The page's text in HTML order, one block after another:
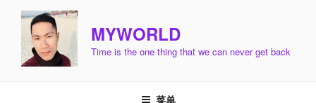
MYWORLD
Time is the one thing that we can never get back
菜单